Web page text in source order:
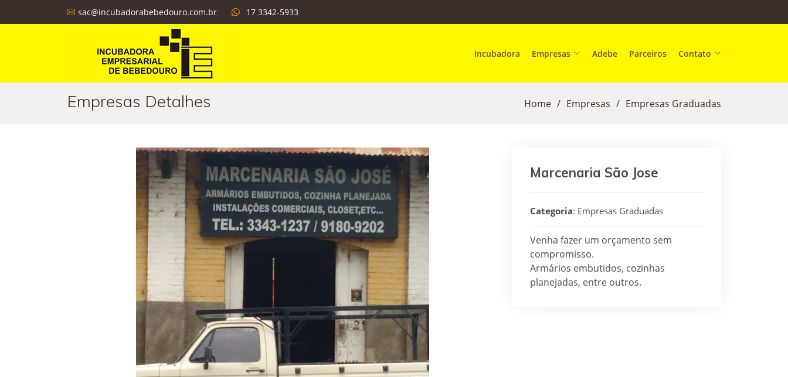
sac@incubadorabebedouro.com.br 17 3342-5933
Incubadora Empresas Adebe Parceiros Contato
Empresas Detalhes Home Empresas Empresas Graduadas
Marcenaria São Jose
Categoria: Empresas Graduadas
Venha fazer um orçamento sem
compromisso.
Armários embutidos, cozinhas
planejadas, entre outros.